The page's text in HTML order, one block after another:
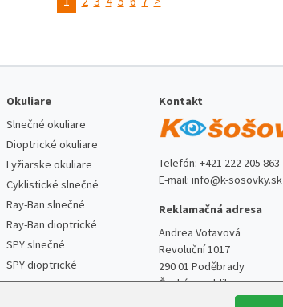
Okuliare
Slnečné okuliare
Dioptrické okuliare
Lyžiarske okuliare
Cyklistické slnečné
Ray-Ban slnečné
Ray-Ban dioptrické
SPY slnečné
SPY dioptrické
Kontakt
Telefón: +421 222 205 863
E-mail: info@k-sosovky.sk
Reklamačná adresa
Andrea Votavová
Revoluční 1017
290 01 Poděbrady
Česká republika